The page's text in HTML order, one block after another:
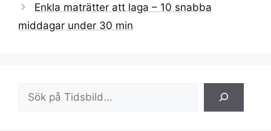
Enkla maträtter att laga – 10 snabba
middagar under 30 min